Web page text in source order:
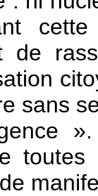
de
sans